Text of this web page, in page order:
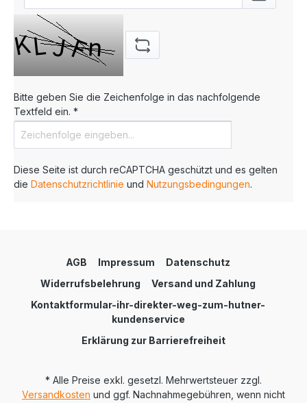
Bitte geben Sie die Zeichenfolge in das nachfolgende
Textfeld ein. *
Diese Seite ist durch reCAPTCHA geschützt und es gelten
die Datenschutzrichtlinie und Nutzungsbedingungen.
AGB Impressum
Datenschutz
Widerrufsbelehrung
Versand und Zahlung
Kontaktformular-ihr-direkter-weg-zum-hutner-
kundenservice
Erklärung zur Barrierefreiheit
* Alle Preise exkl. gesetzl. Mehrwertsteuer zzgl.
Versandkosten und ggf. Nachnahmegebühren, wenn nicht